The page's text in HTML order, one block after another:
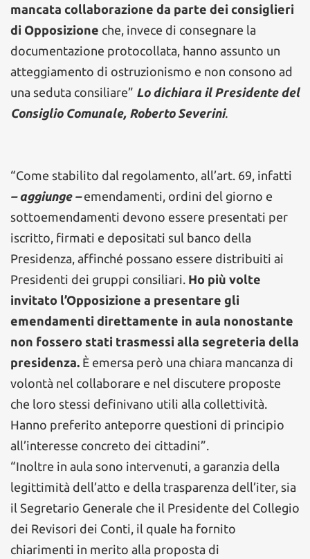
mancata collaborazione da parte dei consiglieri
di Opposizione che, invece di consegnare la
documentazione protocollata, hanno assunto un
atteggiamento di ostruzionismo e non consono ad
una seduta consiliare” Lo dichiara il Presidente del
Consiglio Comunale, Roberto Severini.
“Come stabilito dal regolamento, all’art. 69, infatti
– aggiunge –emendamenti, ordini del giorno e
sottoemendamenti devono essere presentati per
iscritto, firmati e depositati sul banco della
Presidenza, affinché possano essere distribuiti ai
Presidenti dei gruppi consiliari. Ho più volte
invitato l’Opposizione a presentare gli
emendamenti direttamente in aula nonostante
non fossero stati trasmessi alla segreteria della
presidenza. È emersa però una chiara mancanza di
volontà nel collaborare e nel discutere proposte
che loro stessi definivano utili alla collettività.
Hanno preferito anteporre questioni di principio
all’interesse concreto dei cittadini”.
“Inoltre in aula sono intervenuti, a garanzia della
legittimità dell’atto e della trasparenza dell’iter, sia
il Segretario Generale che il Presidente del Collegio
dei Revisori dei Conti, il quale ha fornito
chiarimenti in merito alla proposta di